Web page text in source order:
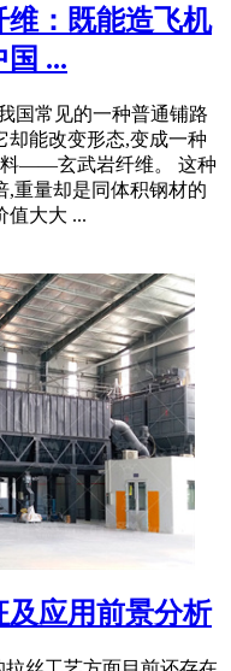
维：既能造飞机
...
国常见的一种普通铺路
却能改变形态,变成一种
料——玄武岩纤维。 这种
,重量却是同体积钢材的
值大大 ...
应用前景分析